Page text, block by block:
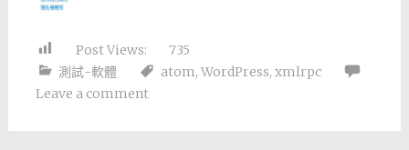
Post Views:
735
測試-軟體
atom, WordPress, xmlrpc
Leave a comment